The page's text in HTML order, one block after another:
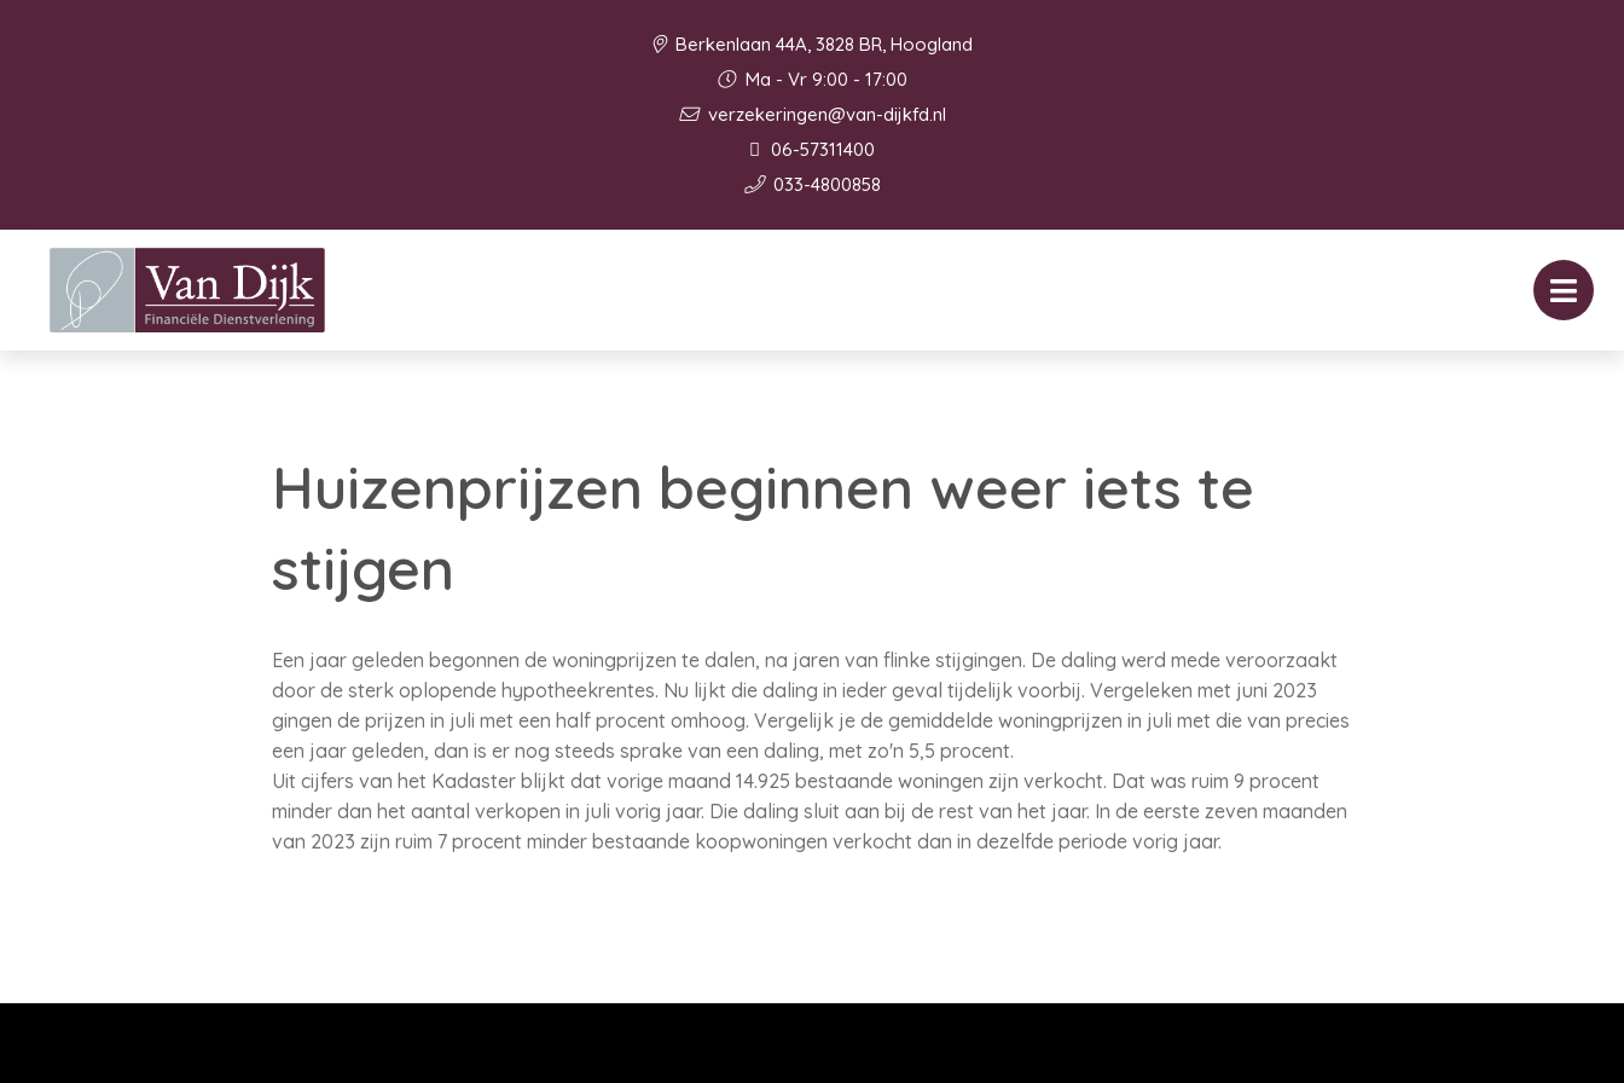
Berkenlaan 44A, 3828 BR, Hoogland
Ma - Vr 9:00 - 17:00
verzekeringen@van-dijkfd.nl
06-57311400
033-4800858
Huizenprijzen beginnen weer iets te
stijgen
Een jaar geleden begonnen de woningprijzen te dalen, na jaren van flinke stijgingen. De daling werd mede veroorzaakt
door de sterk oplopende hypotheekrentes. Nu lijkt die daling in ieder geval tijdelijk voorbij. Vergeleken met juni 2023
gingen de prijzen in juli met een half procent omhoog. Vergelijk je de gemiddelde woningprijzen in juli met die van precies
een jaar geleden, dan is er nog steeds sprake van een daling, met zo'n 5,5 procent.
Uit cijfers van het Kadaster blijkt dat vorige maand 14.925 bestaande woningen zijn verkocht. Dat was ruim 9 procent
minder dan het aantal verkopen in juli vorig jaar. Die daling sluit aan bij de rest van het jaar. In de eerste zeven maanden
van 2023 zijn ruim 7 procent minder bestaande koopwoningen verkocht dan in dezelfde periode vorig jaar.